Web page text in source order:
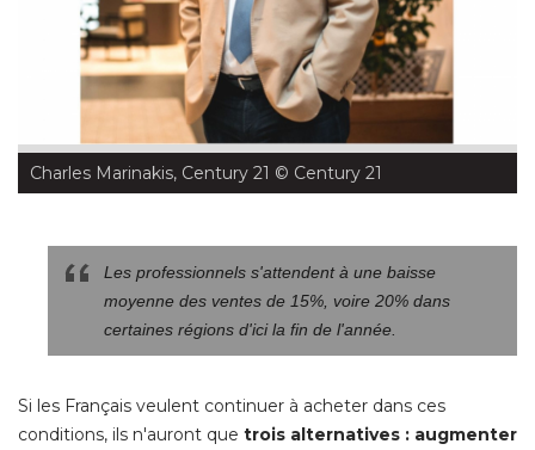
Charles Marinakis, Century 21 © Century 21
Les professionnels s'attendent à une baisse
moyenne des ventes de 15%, voire 20% dans
certaines régions d'ici la fin de l'année.
Si les Français veulent continuer à acheter dans ces
conditions, ils n'auront que trois alternatives : augmenter